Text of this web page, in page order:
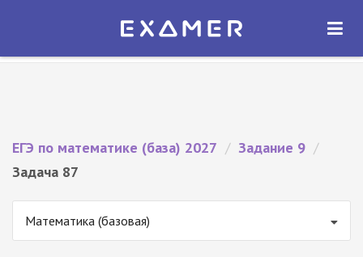
Экзамер — ЕГЭ 2027
ОТКРЫТЬ
ЕГЭ по математике (база) 2027 / Задание 9 /
Задача 87
Математика (базовая)